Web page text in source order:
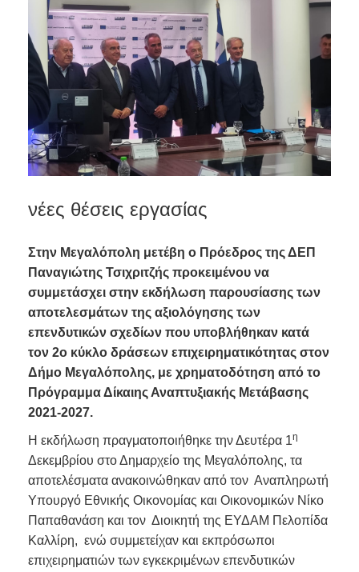
νέες θέσεις εργασίας
Στην Μεγαλόπολη μετέβη ο Πρόεδρος της ΔΕΠ
Παναγιώτης Τσιχριτζής προκειμένου να
συμμετάσχει στην εκδήλωση παρουσίασης των
αποτελεσμάτων της αξιολόγησης των
επενδυτικών σχεδίων που υποβλήθηκαν κατά
τον 2ο κύκλο δράσεων επιχειρηματικότητας στον
Δήμο Μεγαλόπολης, με χρηματοδότηση από το
Πρόγραμμα Δίκαιης Αναπτυξιακής Μετάβασης
2021-2027.
Η εκδήλωση πραγματοποιήθηκε την Δευτέρα 1η
Δεκεμβρίου στο Δημαρχείο της Μεγαλόπολης, τα
αποτελέσματα ανακοινώθηκαν από τον Αναπληρωτή
Υπουργό Εθνικής Οικονομίας και Οικονομικών Νίκο
Παπαθανάση και τον Διοικητή της ΕΥΔΑΜ Πελοπίδα
Καλλίρη, ενώ συμμετείχαν και εκπρόσωποι
επιχειρηματιών των εγκεκριμένων επενδυτικών